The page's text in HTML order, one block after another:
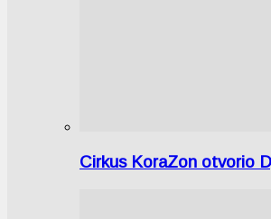
Cirkus KoraZon otvorio